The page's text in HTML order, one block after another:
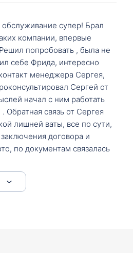
супер! Брал
компании, впервые
попробовать , была не
себе Фрида, интересно
менеджера Сергея,
Сергей от
начал с ним работать
Обратная связь от Сергея
лишней ваты, все по сути,
договора и
по документам связалась
образцы и т.д. После
тепло встретили Сергей с